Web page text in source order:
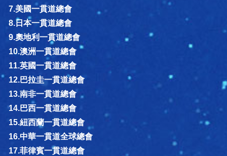
7.美國一貫道總會
8.日本一貫道總會
9.奧地利一貫道總會
10.澳洲一貫道總會
11.英國一貫道總會
12.巴拉圭一貫道總會
13.南非一貫道總會
14.巴西一貫道總會
15.紐西蘭一貫道總會
16.中華一貫道全球總會
17.菲律賓一貫道總會